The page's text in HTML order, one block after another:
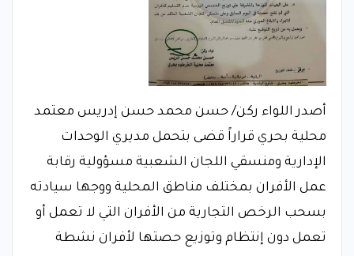
أصدر اللواء ركن/ حسن محمد حسن إدريس معتمد
محلية بحري قراراً قضى بتحمل مديري الوحدات
الإدارية ومنسقي اللجان الشعبية مسؤولية رقابة
عمل الأفران بمختلف مناطق المحلية ووجها سيادته
بسحب الرخص التجارية من الأفران التي لا تعمل أو
تعمل دون إنتظام وتوزيع حصتها لأفران نشطة